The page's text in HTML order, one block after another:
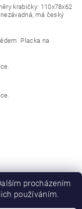
krabičky: 110x78x62
má český
Placka na
procházením
používáním.